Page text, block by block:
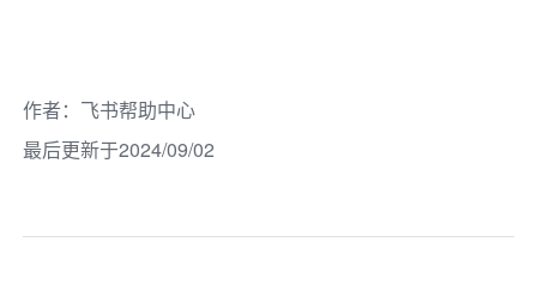
作者： 飞书帮助中心
最后更新于2024/09/02